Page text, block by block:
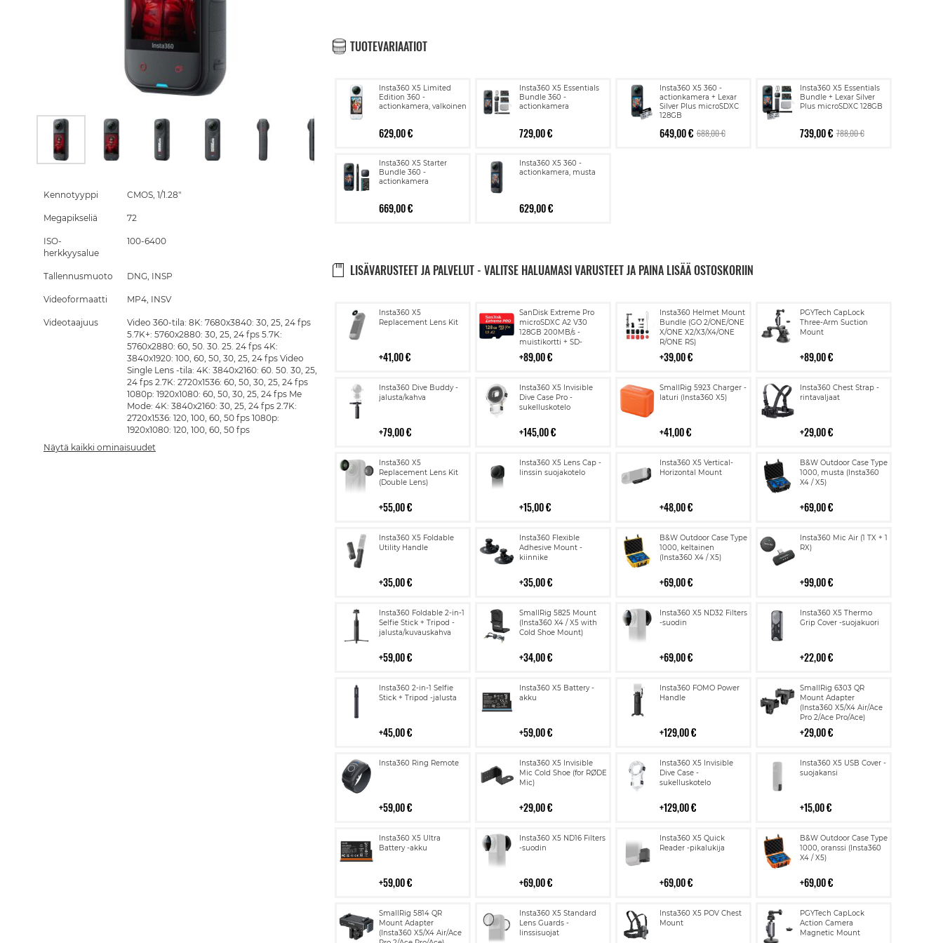
TUOTEVARIAATIOT
Insta360 X5 Limited
Edition 360 -
actionkamera, valkoinen
629,00 €
Insta360 X5 Essentials
Bundle 360 -
actionkamera
729,00 €
Insta360 X5 360 -
actionkamera + Lexar
Silver Plus microSDXC
128GB
649,00 € 688,00 €
Insta360 X5 Essentials
Bundle + Lexar Silver
Plus microSDXC 128GB
739,00 € 788,00 €
Insta360 X5 Starter
Bundle 360 -
actionkamera
669,00 €
Insta360 X5 360 -
actionkamera, musta
629,00 €
LISÄVARUSTEET JA PALVELUT - VALITSE HALUAMASI VARUSTEET JA PAINA LISÄÄ OSTOSKORIIN
Insta360 X5
Replacement Lens Kit
41,00 €
Lisää
ostoskoriin
SanDisk Extreme Pro
microSDXC A2 V30
128GB 200MB/s -
muistikortti + SD-
adapteri
89,00 €
Lisää
ostoskoriin
Insta360 Helmet Mount
Bundle (GO 2/ONE/ONE
X/ONE X2/X3/X4/ONE
R/ONE RS)
39,00 €
Lisää
ostoskoriin
PGYTech CapLock
Three-Arm Suction
Mount
89,00 €
Lisää
ostoskoriin
Insta360 Dive Buddy -
jalusta/kahva
79,00 €
Lisää
ostoskoriin
Insta360 X5 Invisible
Dive Case Pro -
sukelluskotelo
145,00 €
Lisää
ostoskoriin
SmallRig 5923 Charger -
laturi (Insta360 X5)
41,00 €
Lisää
ostoskoriin
Insta360 Chest Strap -
rintavaljaat
29,00 €
Lisää
ostoskoriin
Insta360 X5
Replacement Lens Kit
(Double Lens)
55,00 €
Lisää
ostoskoriin
Insta360 X5 Lens Cap -
linssin suojakotelo
15,00 €
Lisää
ostoskoriin
Insta360 X5 Vertical-
Horizontal Mount
48,00 €
Lisää
ostoskoriin
B&W Outdoor Case Type
1000, musta (Insta360
X4 / X5)
69,00 €
Lisää
ostoskoriin
Insta360 X5 Foldable
Utility Handle
35,00 €
Lisää
ostoskoriin
Insta360 Flexible
Adhesive Mount -
kiinnike
35,00 €
Lisää
ostoskoriin
B&W Outdoor Case Type
1000, keltainen
(Insta360 X4 / X5)
69,00 €
Lisää
ostoskoriin
Insta360 Mic Air (1 TX + 1
RX)
99,00 €
Lisää
ostoskoriin
Insta360 Foldable 2-in-1
Selfie Stick + Tripod -
jalusta/kuvauskahva
59,00 €
Lisää
ostoskoriin
SmallRig 5825 Mount
(Insta360 X4 / X5 with
Cold Shoe Mount)
34,00 €
Lisää
ostoskoriin
Insta360 X5 ND32 Filters
-suodin
69,00 €
Lisää
ostoskoriin
Insta360 X5 Thermo
Grip Cover -suojakuori
22,00 €
Lisää
ostoskoriin
Insta360 2-in-1 Selfie
Stick + Tripod -jalusta
45,00 €
Lisää
ostoskoriin
Insta360 X5 Battery -
akku
59,00 €
Lisää
ostoskoriin
Insta360 FOMO Power
Handle
129,00 €
Lisää
ostoskoriin
SmallRig 6303 QR
Mount Adapter
(Insta360 X5/X4 Air/Ace
Pro 2/Ace Pro/Ace)
29,00 €
Lisää
ostoskoriin
Insta360 Ring Remote
59,00 €
Lisää
Insta360 X5 Invisible
Mic Cold Shoe (for RØDE
Mic)
29,00 €
Lisää
ostoskoriin
Insta360 X5 Invisible
Dive Case -
sukelluskotelo
129,00 €
Lisää
ostoskoriin
Insta360 X5 USB Cover -
suojakansi
15,00 €
Lisää
ostoskoriin
Insta360 X5 Ultra
Battery -akku
59,00 €
Lisää
ostoskoriin
Insta360 X5 ND16 Filters
-suodin
69,00 €
Lisää
ostoskoriin
Insta360 X5 Quick
Reader -pikalukija
69,00 €
Lisää
ostoskoriin
B&W Outdoor Case Type
1000, oranssi (Insta360
X4 / X5)
69,00 €
Lisää
ostoskoriin
SmallRig 5814 QR
Mount Adapter
(Insta360 X5/X4 Air/Ace
Lisää
ostoskoriin
Insta360 X5 Standard
Lens Guards -
linssisuojat
Lisää
ostoskoriin
Insta360 X5 POV Chest
Mount
Lisää
ostoskoriin
PGYTech CapLock
Action Camera
Magnetic Mount
Lisää
ostoskoriin
the
images
gallery
Kennotyyppi CMOS, 1/1.28"
Megapikseliä 72
ISO-
herkkyysalue
100-6400
Tallennusmuoto DNG, INSP
Videoformaatti MP4, INSV
Videotaajuus
Video 360-tila: 8K: 7680x3840: 30, 25, 24 fps
5.7K+: 5760x2880: 30, 25, 24 fps 5.7K:
5760x2880: 60, 50. 30. 25. 24 fps 4K:
3840x1920: 100, 60, 50, 30, 25, 24 fps Video
Single Lens -tila: 4K: 3840x2160: 60. 50. 30, 25,
24 fps 2.7K: 2720x1536: 60, 50, 30, 25, 24 fps
1080p: 1920x1080: 60, 50, 30, 25, 24 fps Me
Mode: 4K: 3840x2160: 30, 25, 24 fps 2.7K:
2720x1536: 120, 100, 60, 50 fps 1080p:
1920x1080: 120, 100, 60, 50 fps
Näytä kaikki ominaisuudet